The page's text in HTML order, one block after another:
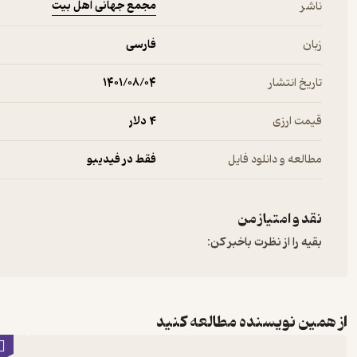
ناشر مجمع جهانی اهل بیت
زبان فارسی
تاریخ انتشار ۱۴۰۱/۰۸/۰۴
قیمت ارزی 4 دلار
مطالعه و دانلود فایل فقط در فیدیبو
نقد و امتیاز من
بقیه را از نظرت باخبر کن:
از همین نویسنده مطالعه کنید